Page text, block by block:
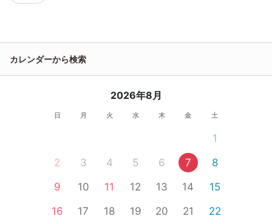
カレンダーから検索
2026年8月
日 月 火 水 木 金 土
1
2
3 4 5 6 7
8
9
10 11 12 13 14
15
16
17 18 19 20 21
22